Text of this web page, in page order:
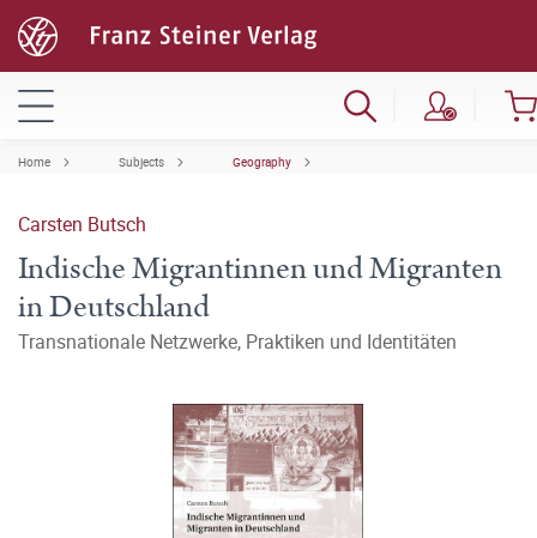
Home Subjects Geography
Carsten Butsch
Indische Migrantinnen und Migranten
in Deutschland
Transnationale Netzwerke, Praktiken und Identitäten